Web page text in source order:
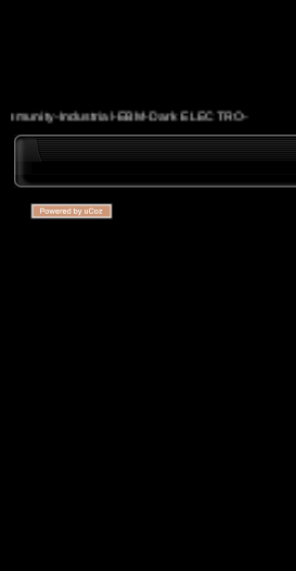
Industrial-EBM-Dark ELECTRO-